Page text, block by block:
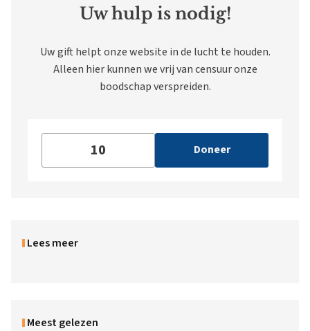
Uw hulp is nodig!
Uw gift helpt onze website in de lucht te houden.
Alleen hier kunnen we vrij van censuur onze
boodschap verspreiden.
Doneer
Lees meer
Meest gelezen